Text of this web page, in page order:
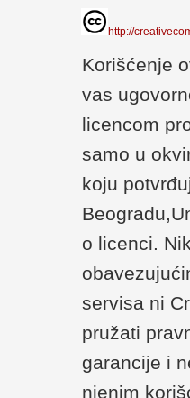
http://
Korišćenje
vas
licencom
samo u
koju
o licenci.
servisa ni
pružati
garancije i
njenim